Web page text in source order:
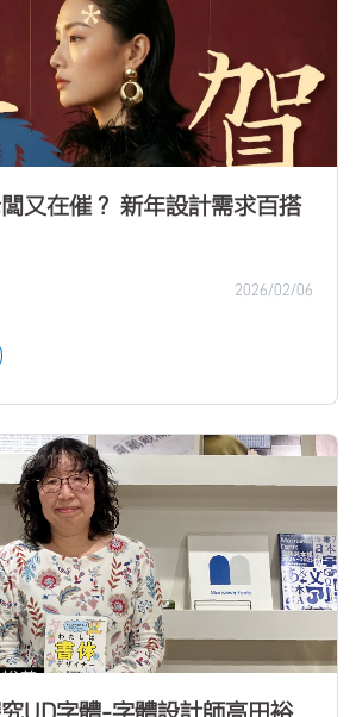
又在催？ 新年設計需求百搭
2026/02/06
UD字體-字體設計師高田裕